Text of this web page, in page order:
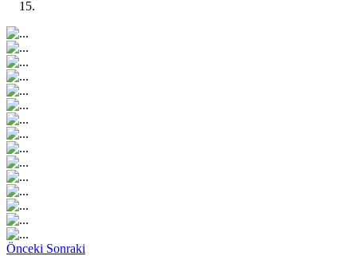
Önceki Sonraki